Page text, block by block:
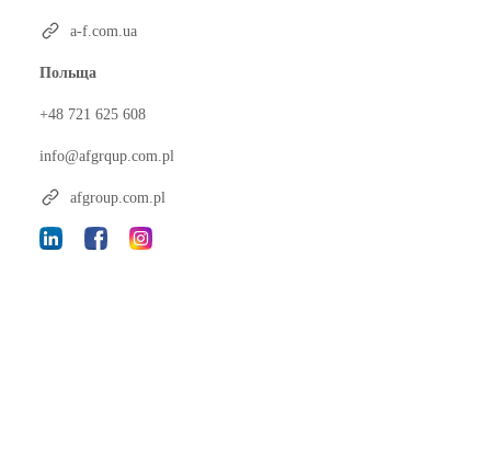
a-f.com.ua
Польща
+48 721 625 608
info@afgrqup.com.pl
afgroup.com.pl